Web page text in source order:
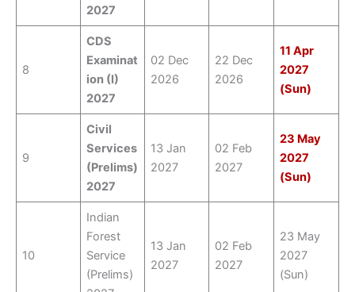
2027
8
CDS
Examinat
ion (I)
2027
02 Dec
2026
22 Dec
2026
11 Apr
2027
(Sun)
9
Civil
Services
(Prelims)
2027
13 Jan
2027
02 Feb
2027
23 May
2027
(Sun)
10
Indian
Forest
Service
(Prelims)
13 Jan
2027
02 Feb
2027
23 May
2027
(Sun)